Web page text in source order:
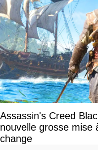
Assassin's Creed
nouvelle grosse mise
change